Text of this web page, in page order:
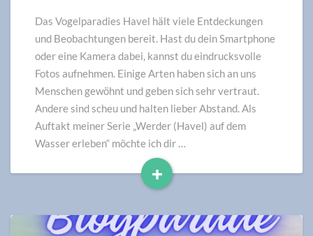
mit
Schwan,
Kormoran
Co
Das Vogelparadies Havel hält viele Entdeckungen
und Beobachtungen bereit. Hast du dein Smartphone
oder eine Kamera dabei, kannst du eindrucksvolle
Fotos aufnehmen. Einige Arten haben sich an uns
Menschen gewöhnt und geben sich sehr vertraut.
Andere sind scheu und halten lieber Abstand. Als
Auftakt meiner Serie „Werder (Havel) auf dem
Wasser erleben“ möchte ich dir …
+
Read